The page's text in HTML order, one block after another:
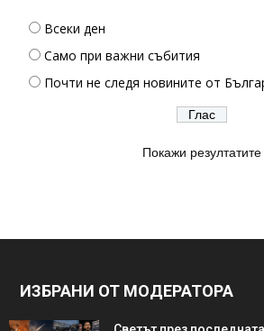
Всеки ден
Само при важни събития
Почти не следя новините от
Покажи резултатите
ИЗБРАНИ ОТ МОДЕРАТОРА